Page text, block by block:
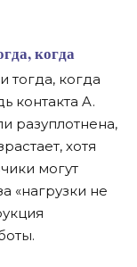
тогда, когда
контакта A.
разуплотнена,
хотя
могут
«нагрузки не